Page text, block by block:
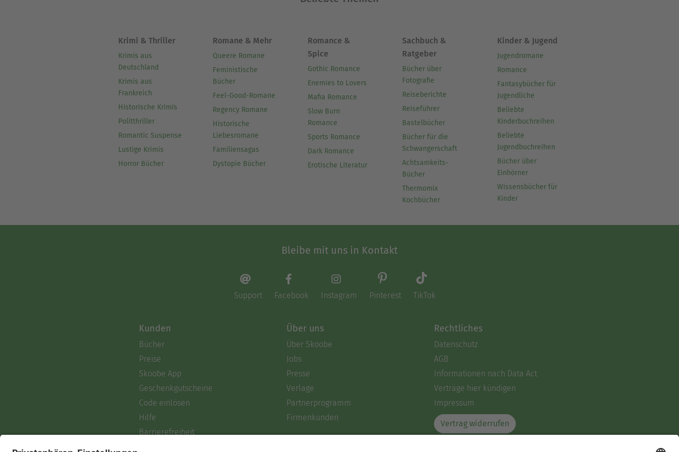
Krimi & Thriller
Krimis aus
Deutschland
Krimis aus
Frankreich
Historische Krimis
Politthriller
Romantic Suspense
Lustige Krimis
Horror Bücher
Romane & Mehr
Queere Romane
Feministische
Bücher
Feel-Good-Romane
Regency Romane
Historische
Liebesromane
Familiensagas
Dystopie Bücher
Romance &
Spice
Gothic Romance
Enemies to Lovers
Mafia Romance
Slow Burn
Romance
Sports Romance
Dark Romance
Erotische Literatur
Sachbuch &
Ratgeber
Bücher über
Fotografie
Reiseberichte
Reiseführer
Bastelbücher
Bücher für die
Schwangerschaft
Achtsamkeits-
Bücher
Thermomix
Kochbücher
Kinder & Jugend
Jugendromane
Romance
Fantasybücher für
Jugendliche
Beliebte
Kinderbuchreihen
Beliebte
Jugendbuchreihen
Bücher über
Einhörner
Wissensbücher für
Kinder
Bleibe mit uns in Kontakt
Support Facebook Instagram Pinterest TikTok
Kunden
Bücher
Preise
Skoobe App
Geschenkgutscheine
Code einlösen
Hilfe
Barrierefreiheit
Über uns
Über Skoobe
Jobs
Presse
Verlage
Partnerprogramm
Firmenkunden
Rechtliches
Datenschutz
AGB
Informationen nach Data Act
Verträge hier kündigen
Impressum
Vertrag widerrufen